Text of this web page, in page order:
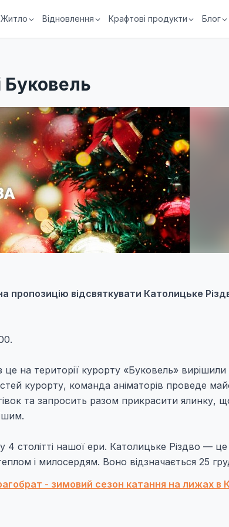
Житло Відновлення Крафтові продукти Блог
Буковель
пропозицію відсвяткувати Католицьке
на території курорту «Буковель» вирішили
курорту, команда аніматорів проведе
та запросить разом прикрасити ялинку,
4 столітті нашої ери. Католицьке Різдво — це
і милосердям. Воно відзначається 25
- зимовий сезон катання на лижах в